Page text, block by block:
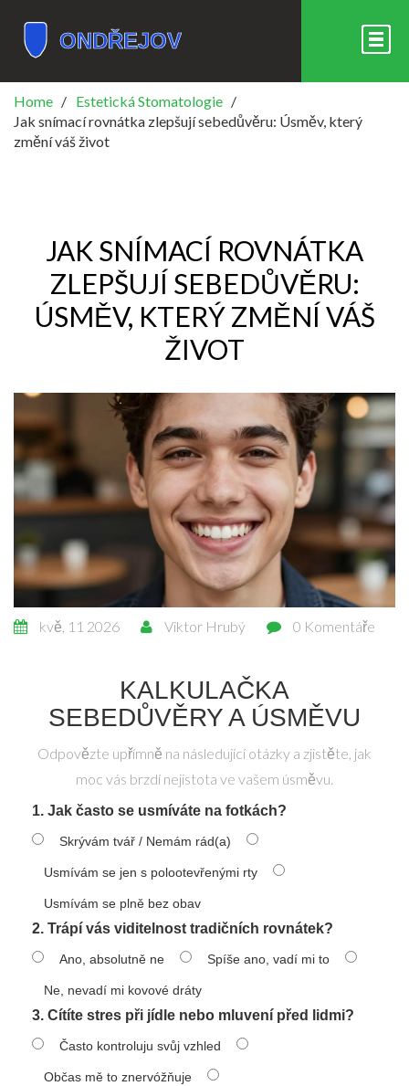
Home
Estetická Stomatologie
Jak snímací rovnátka zlepšují sebedůvěru: Úsměv, který
změní váš život
JAK SNÍMACÍ ROVNÁTKA
ZLEPŠUJÍ SEBEDŮVĚRU:
ÚSMĚV, KTERÝ ZMĚNÍ VÁŠ
ŽIVOT
kvě, 11 2026 Viktor Hrubý 0 Komentáře
KALKULAČKA
SEBEDŮVĚRY A ÚSMĚVU
Odpovězte upřímně na následující otázky a zjistěte, jak
moc vás brzdí nejistota ve vašem úsměvu.
1. Jak často se usmíváte na fotkách?
Skrývám tvář / Nemám rád(a)
Usmívám se jen s polootevřenými rty
Usmívám se plně bez obav
2. Trápí vás viditelnost tradičních rovnátek?
Ano, absolutně ne Spíše ano, vadí mi to
Ne, nevadí mi kovové dráty
3. Cítíte stres při jídle nebo mluvení před lidmi?
Často kontroluju svůj vzhled
Občas mě to znervóžňuje